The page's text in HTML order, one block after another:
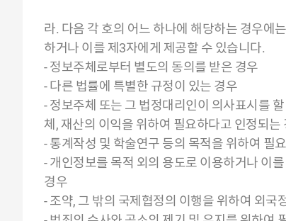
라. 다음 각 호의 어느 하나에 해당하는 경우에
하거나 이를 제3자에게 제공할 수 있습니다.
- 정보주체로부터 별도의 동의를 받은 경우
- 다른 법률에 특별한 규정이 있는 경우
- 정보주체 또는 그 법정대리인이 의사표시를
체, 재산의 이익을 위하여 필요하다고 인정되는
- 통계작성 및 학술연구 등의 목적을 위하여 필
- 개인정보를 목적 외의 용도로 이용하거나 이
경우
- 조약, 그 밖의 국제협정의 이행을 위하여 외